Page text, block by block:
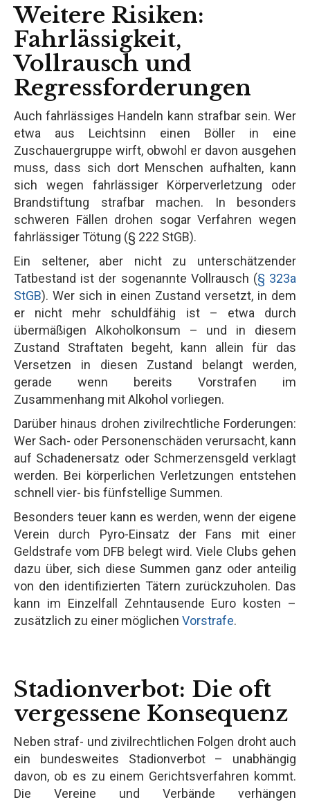
Weitere Risiken:
Fahrlässigkeit,
Vollrausch und
Regressforderungen
Auch fahrlässiges Handeln kann strafbar sein. Wer
etwa aus Leichtsinn einen Böller in eine
Zuschauergruppe wirft, obwohl er davon ausgehen
muss, dass sich dort Menschen aufhalten, kann
sich wegen fahrlässiger Körperverletzung oder
Brandstiftung strafbar machen. In besonders
schweren Fällen drohen sogar Verfahren wegen
fahrlässiger Tötung (§ 222 StGB).
Ein seltener, aber nicht zu unterschätzender
Tatbestand ist der sogenannte Vollrausch (§ 323a
StGB). Wer sich in einen Zustand versetzt, in dem
er nicht mehr schuldfähig ist – etwa durch
übermäßigen Alkoholkonsum – und in diesem
Zustand Straftaten begeht, kann allein für das
Versetzen in diesen Zustand belangt werden,
gerade wenn bereits Vorstrafen im
Zusammenhang mit Alkohol vorliegen.
Darüber hinaus drohen zivilrechtliche Forderungen:
Wer Sach- oder Personenschäden verursacht, kann
auf Schadenersatz oder Schmerzensgeld verklagt
werden. Bei körperlichen Verletzungen entstehen
schnell vier- bis fünfstellige Summen.
Besonders teuer kann es werden, wenn der eigene
Verein durch Pyro-Einsatz der Fans mit einer
Geldstrafe vom DFB belegt wird. Viele Clubs gehen
dazu über, sich diese Summen ganz oder anteilig
von den identifizierten Tätern zurückzuholen. Das
kann im Einzelfall Zehntausende Euro kosten –
zusätzlich zu einer möglichen Vorstrafe.
Stadionverbot: Die oft
vergessene Konsequenz
Neben straf- und zivilrechtlichen Folgen droht auch
ein bundesweites Stadionverbot – unabhängig
davon, ob es zu einem Gerichtsverfahren kommt.
Die Vereine und Verbände verhängen